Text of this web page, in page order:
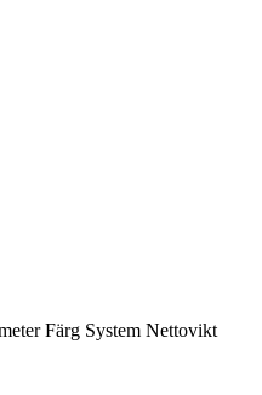
Färg System Nettovikt